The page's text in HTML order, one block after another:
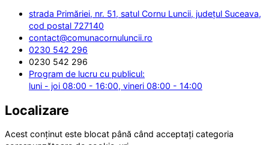
strada Primăriei, nr. 51, satul Cornu Luncii, județul Suceava,
cod postal 727140
contact@comunacornuluncii.ro
0230 542 296
0230 542 296
Program de lucru cu publicul:
luni - joi 08:00 - 16:00, vineri 08:00 - 14:00
Localizare
Acest conținut este blocat până când acceptați categoria